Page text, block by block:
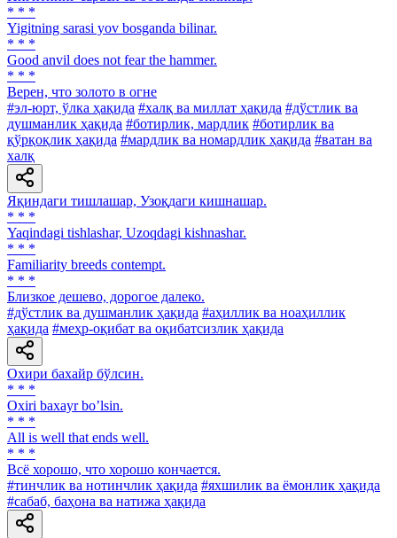
* * *
Yigitning sarasi yov bosganda bilinar.
* * *
Good anvil does not fear the hammer.
* * *
Верен, что золото в огне
#эл-юрт, ўлка ҳақида #халқ ва миллат ҳақида #дўстлик ва
душманлик ҳақида #ботирлик, мардлик #ботирлик ва
қўрқоқлик ҳақида #мардлик ва номардлик ҳақида #ватан ва
халқ
Яқиндаги тишлашар, Узоқдаги кишнашар.
* * *
Yaqindagi tishlashar, Uzoqdagi kishnashar.
* * *
Familiarity breeds contempt.
* * *
Близкое дешево, дорогое далеко.
#дўстлик ва душманлик ҳақида #аҳиллик ва ноаҳиллик
ҳақида #меҳр-оқибат ва оқибатсизлик ҳақида
Охири бахайр бўлсин.
* * *
Oxiri baxayr boʼlsin.
* * *
All is well that ends well.
* * *
Всё хорошо, что хорошо кончается.
#тинчлик ва нотинчлик ҳақида #яхшилик ва ёмонлик ҳақида
#сабаб, баҳона ва натижа ҳақида